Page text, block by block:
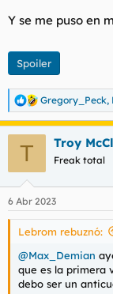
Y se me puso en
Spoiler
R
e
a
e
s
Gregory_Peck,
T Troy
Freak total
6 Abr 2023
Lebrom rebuznó:
@Max_Demian
que es la primera
debo ser un